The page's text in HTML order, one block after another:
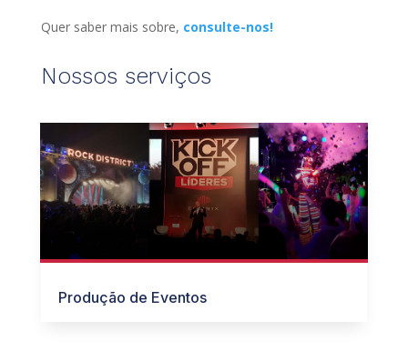
Quer saber mais sobre, consulte-nos!
Nossos serviços
Produção de Eventos